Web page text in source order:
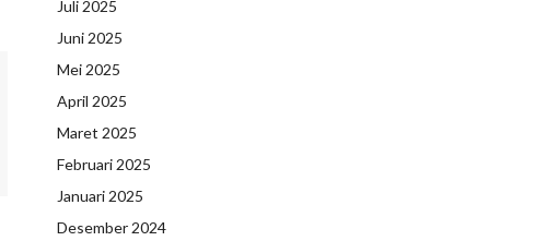
Juli 2025
Juni 2025
Mei 2025
April 2025
Maret 2025
Februari 2025
Januari 2025
Desember 2024